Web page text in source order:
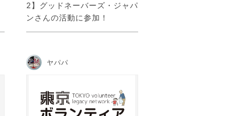
2】グッドネーバーズ・ジャパ
ンさんの活動に参加！
ヤパパ